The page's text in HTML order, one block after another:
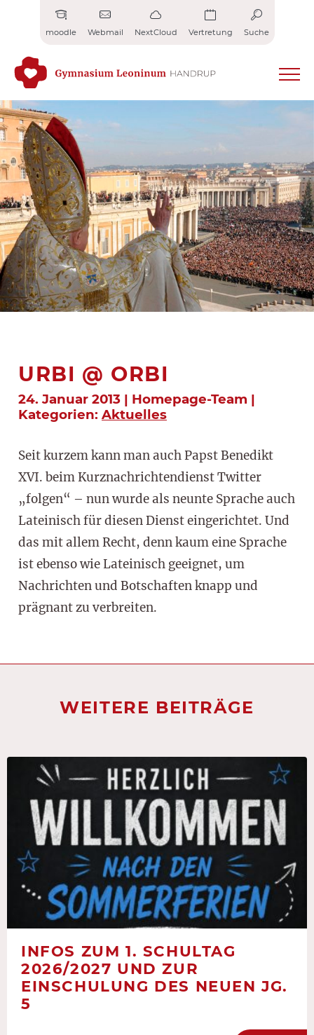
moodle Webmail NextCloud Vertretung Suche
URBI @ ORBI
24. Januar 2013 | Homepage-Team |
Kategorien: Aktuelles
Seit kurzem kann man auch Papst Benedikt
XVI. beim Kurznachrichtendienst Twitter
„folgen“ – nun wurde als neunte Sprache auch
Lateinisch für diesen Dienst eingerichtet. Und
das mit allem Recht, denn kaum eine Sprache
ist ebenso wie Lateinisch geeignet, um
Nachrichten und Botschaften knapp und
prägnant zu verbreiten.
WEITERE BEITRÄGE
INFOS ZUM 1. SCHULTAG
2026/2027 UND ZUR
EINSCHULUNG DES NEUEN JG.
5